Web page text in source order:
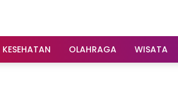
KESEHATAN OLAHRAGA WISATA